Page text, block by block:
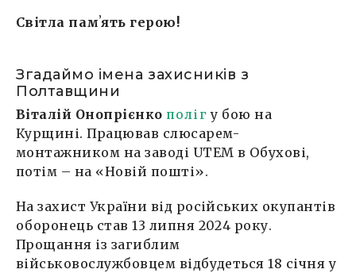
Світла памʼять герою!
Згадаймо імена захисників з
Полтавщини
Віталій Онопрієнкополіг у бою на
Курщині. Працював слюсарем-
монтажником на заводі UTEM в Обухові,
потім – на «Новій пошті».
На захист України від російських окупантів
оборонець став 13 липня 2024 року.
Прощання із загиблим
військовослужбовцем відбудеться 18 січня у